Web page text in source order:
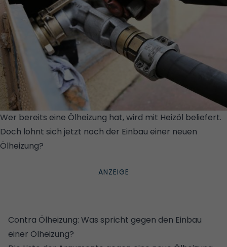
Wer bereits eine Ölheizung hat, wird mit Heizöl beliefert.
Doch lohnt sich jetzt noch der Einbau einer neuen
Ölheizung?
Contra Ölheizung: Was spricht gegen den Einbau
einer Ölheizung?